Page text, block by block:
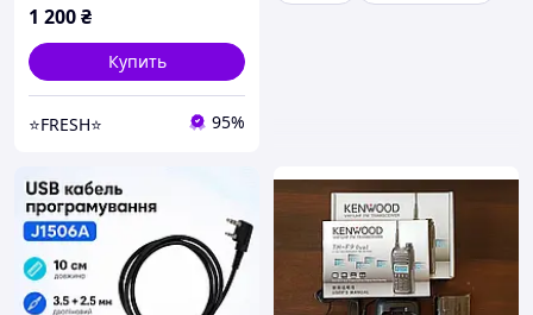
1 200₴
Купить
⭐FRESH⭐ 95%